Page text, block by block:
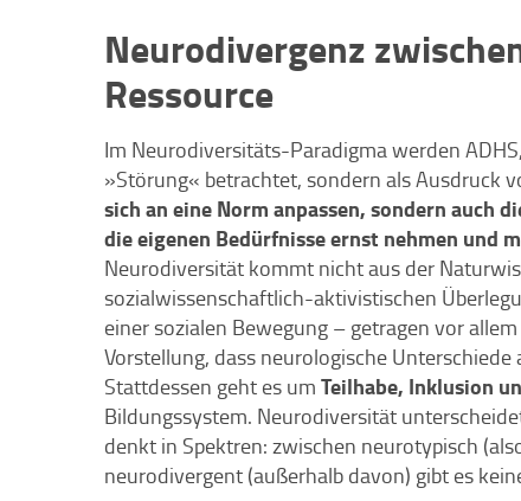
Neurodivergenz
Ressource
Im Neurodiversitäts-Paradigma werden
»Störung« betrachtet, sondern als Ausdruck
sich an eine Norm anpassen, sondern auch
die eigenen Bedürfnisse ernst nehmen und
Neurodiversität kommt nicht aus der
sozialwissenschaftlich-aktivistischen
einer sozialen Bewegung – getragen vor
Vorstellung, dass neurologische
Stattdessen geht es um Teilhabe, Inklusion
Bildungssystem. Neurodiversität
denkt in Spektren: zwischen neurotypisch
neurodivergent (außerhalb davon) gibt es